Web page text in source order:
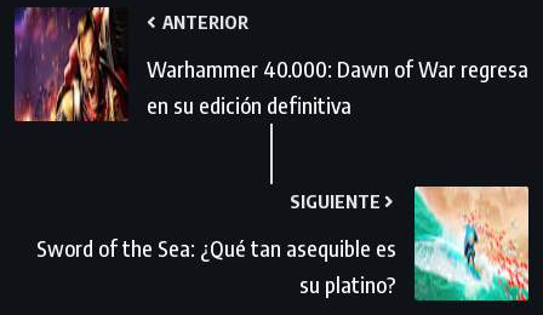
ANTERIOR
Warhammer 40.000: Dawn of War regresa
en su edición definitiva
SIGUIENTE
Sword of the Sea: ¿Qué tan asequible es
su platino?